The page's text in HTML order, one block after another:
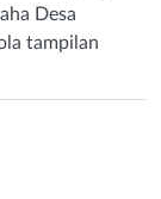
Desa
tampilan